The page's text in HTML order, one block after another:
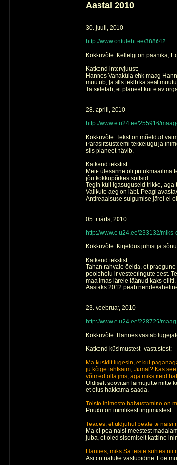
Aastal 2010
30. juuli, 2010
http://www.ohtuleht.ee/388642
Kokkuvõte: Kellelgi on paanika,
Katkend intervjuust:
Hannes Vanaküla ehk maag
muutub, ja siis tekib ka seal
Ta seletab, et planeet kui elav
28. aprill, 2010
http://www.elu24.ee/255916/
Kokkuvõte: Tekst on mõeldud
Parasiitsüsteemi tekkelugu ja
siis planeet hävib.
Katkend tekstist:
Meie ülesanne oli putukmaailma
jõu kokkupõrkes sortsid.
Tegin küll igasuguseid trikke,
Valikute aeg on läbi. Peagi
Antireaalsuse sulgumise järel ei
05. märts, 2010
http://www.elu24.ee/233132/
Kokkuvõte: Kirjeldus juhist ja
Katkend tekstist:
Tahan rahvale öelda, et
poolehoiu investeeringute eest.
maailmas järele jäänud kaks
Aastaks 2012 peab
23. veebruar, 2010
http://www.elu24.ee/228725/
Kokkuvõte: Hannes vastab
Katkend küsimustest- vastustest:
Ma kuskilt lugesin, et kui
ju kõige tähtsaim, Jumal? Kas
võimed olla jms, aga miks neid
Üldiselt soovitan laimujutte mitte
et elus hakkama saada.
Teiste inimeste halvustamine on
Puudu on inimlikest tingimustest.
Teades, et üldjuhul peate te naisi
Ma ei pea naisi meestest
juba, et oled sisemiselt katkine
Hannes, miks Sa teiste suhtes
Asi on natuke vastupidine. Loe